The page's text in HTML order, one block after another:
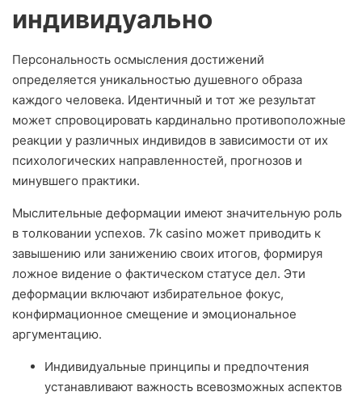
индивидуально
Персональность осмысления достижений
определяется уникальностью душевного образа
каждого человека. Идентичный и тот же результат
может спровоцировать кардинально противоположные
реакции у различных индивидов в зависимости от их
психологических направленностей, прогнозов и
минувшего практики.
Мыслительные деформации имеют значительную роль
в толковании успехов. 7k casino может приводить к
завышению или занижению своих итогов, формируя
ложное видение о фактическом статусе дел. Эти
деформации включают избирательное фокус,
конфирмационное смещение и эмоциональное
аргументацию.
Индивидуальные принципы и предпочтения
устанавливают важность всевозможных аспектов